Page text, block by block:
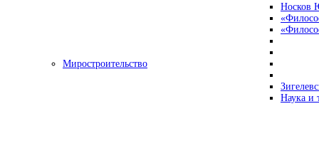
Носков
Миростроительство
Наука и